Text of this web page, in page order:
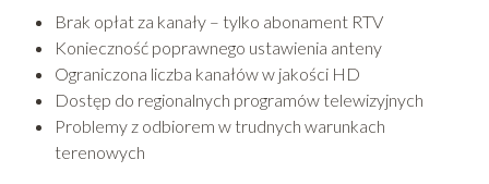
Brak opłat za kanały – tylko abonament RTV
Konieczność poprawnego ustawienia anteny
Ograniczona liczba kanałów w jakości HD
Dostęp do regionalnych programów telewizyjnych
Problemy z odbiorem w trudnych warunkach
terenowych